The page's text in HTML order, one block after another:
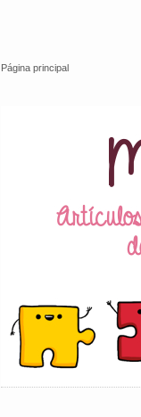
Página principal